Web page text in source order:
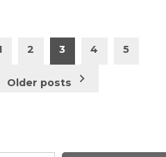
2 3 4 5
Older posts